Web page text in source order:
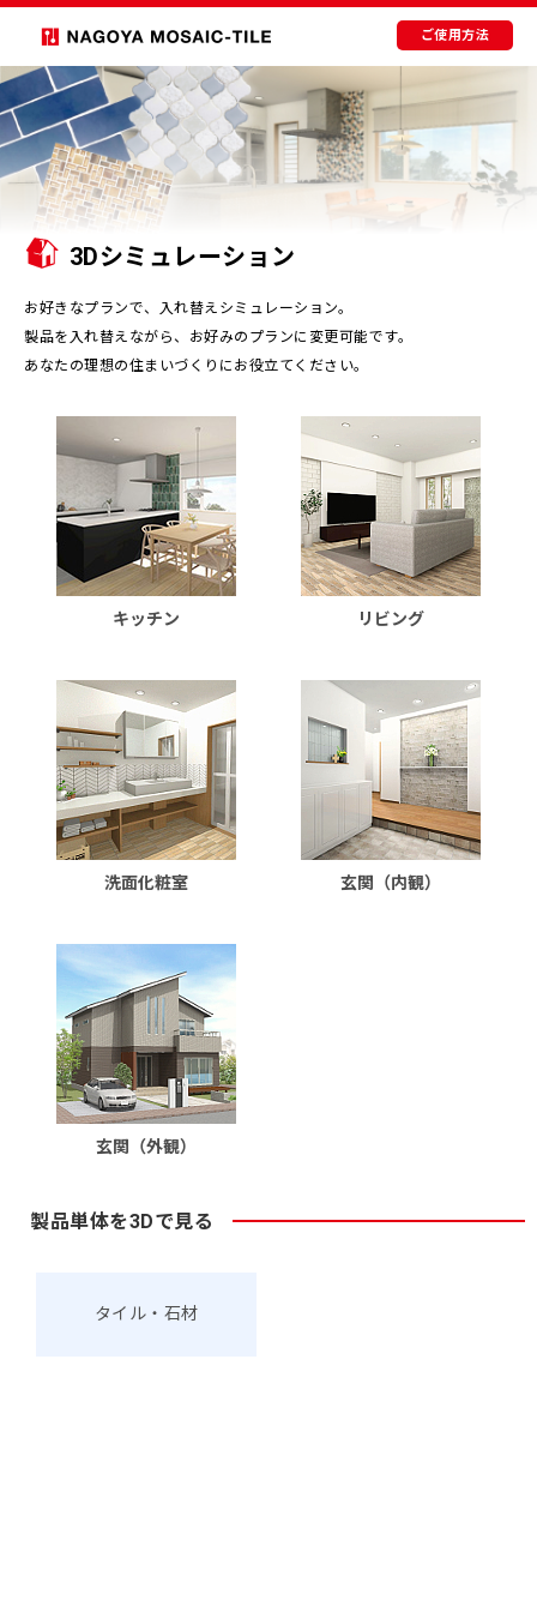
ご使用方法
3Dシミュレーション
お好きなプランで、入れ替えシミュレーション。
製品を入れ替えながら、お好みのプランに変更可能です。
あなたの理想の住まいづくりにお役立てください。
キッチン リビング
洗面化粧室 玄関（内観）
玄関（外観）
製品単体を3Dで見る
タイル・石材